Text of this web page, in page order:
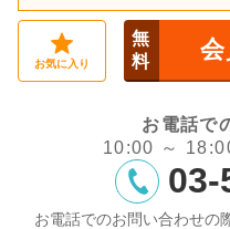
お気に入り
無
料
お電話で
10:00 ～
03-
お電話でのお問い合わせの